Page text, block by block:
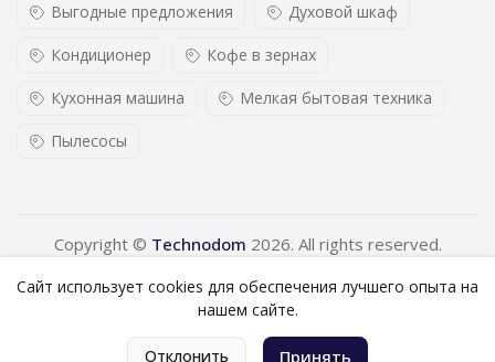
Выгодные предложения Духовой шкаф
Кондиционер Кофе в зернах
Кухонная машина Мелкая бытовая техника
Пылесосы
Copyright © Technodom 2026. All rights reserved.
Сайт использует cookies для обеспечения лучшего опыта на
нашем сайте.
Отклонить Принять